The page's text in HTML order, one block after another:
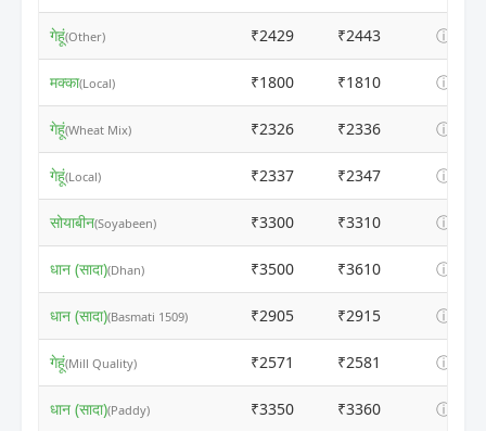
गेहूं(Other) ₹2429 ₹2443 ⓘ
मक्का(Local) ₹1800 ₹1810 ⓘ
गेहूं(Wheat Mix) ₹2326 ₹2336 ⓘ
गेहूं(Local) ₹2337 ₹2347 ⓘ
सोयाबीन(Soyabeen) ₹3300 ₹3310 ⓘ
धान (सादा)(Dhan) ₹3500 ₹3610 ⓘ
धान (सादा)(Basmati 1509) ₹2905 ₹2915 ⓘ
गेहूं(Mill Quality) ₹2571 ₹2581 ⓘ
धान (सादा)(Paddy) ₹3350 ₹3360 ⓘ